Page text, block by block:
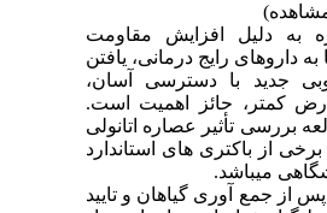
به دلیل افزایش مقاومت
به داروهای رایج درمانی، یافتن
جدید با دسترسی آسان،
کمتر، حائز اهمیت است.
بررسی تأثیر عصاره اتانولی
برخی از باکتری های استاندارد
میباشد.
پس از جمع آوری گیاهان و تایید